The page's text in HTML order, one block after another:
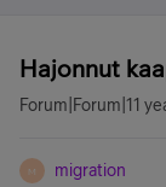
Hajonnut
Forum|Forum|11
M migration